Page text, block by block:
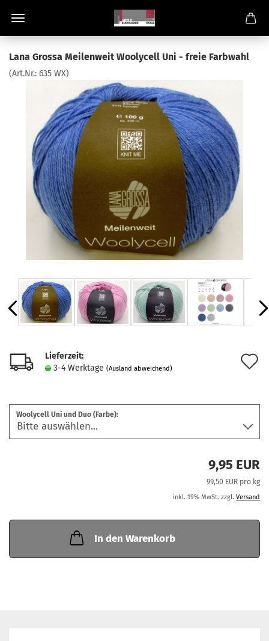
Lana Grossa Meilenweit Woolycell Uni - freie Farbwahl
(Art.Nr.: 635 WX)
Lieferzeit:
3-4 Werktage (Ausland abweichend)
Woolycell Uni und Duo (Farbe):
9,95 EUR
99,50 EUR pro kg
inkl. 19% MwSt. zzgl. Versand
In den Warenkorb